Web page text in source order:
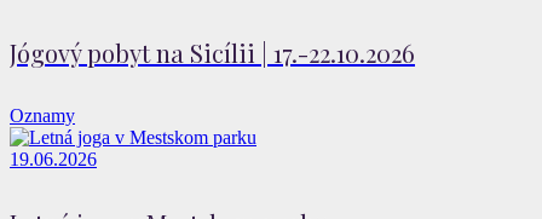
Jógový pobyt na Sicílii | 17.-22.10.2026
Oznamy
19.06.2026